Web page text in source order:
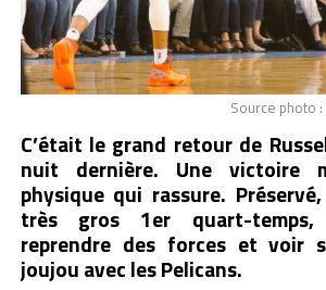
Source photo
C’était le grand retour de
nuit dernière. Une victoire
physique qui rassure.
très gros 1er quart-temps,
reprendre des forces et voir
joujou avec les Pelicans.